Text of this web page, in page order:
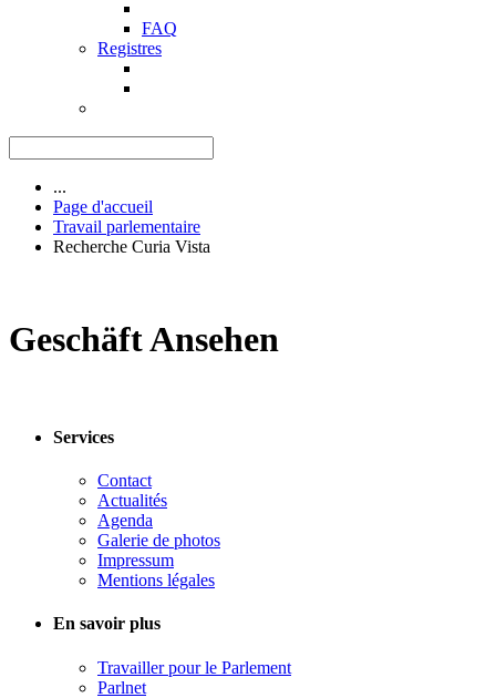
FAQ
Registres
...
Page d'accueil
Travail parlementaire
Recherche Curia Vista
Geschäft Ansehen
Services
Contact
Actualités
Agenda
Galerie de photos
Impressum
Mentions légales
En savoir plus
Travailler pour le Parlement
Parlnet